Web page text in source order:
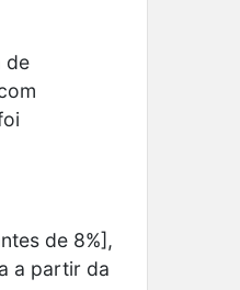
de
de 8%],
a partir da